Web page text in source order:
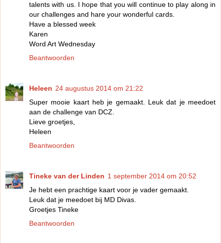
talents with us. I hope that you will continue to play along in
our challenges and hare your wonderful cards.
Have a blessed week
Karen
Word Art Wednesday
Beantwoorden
Heleen 24 augustus 2014 om 21:22
Super mooie kaart heb je gemaakt. Leuk dat je meedoet
aan de challenge van DCZ.
Lieve groetjes,
Heleen
Beantwoorden
Tineke van der Linden 1 september 2014 om 20:52
Je hebt een prachtige kaart voor je vader gemaakt.
Leuk dat je meedoet bij MD Divas.
Groetjes Tineke
Beantwoorden